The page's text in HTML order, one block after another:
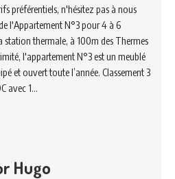
préférentiels, n'hésitez pas à nous
l'Appartement N°3 pour 4 à 6
station thermale, à 100m des Thermes
l'appartement N°3 est un meublé
et ouvert toute l’année. Classement 3
avec 1…
Hugo